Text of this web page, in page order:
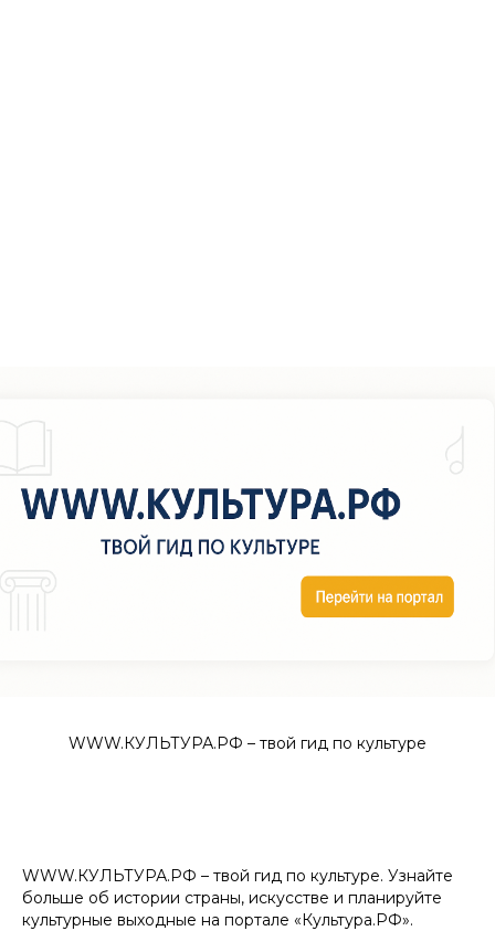
WWW.КУЛЬТУРА.РФ – твой гид по культуре
WWW.КУЛЬТУРА.РФ – твой гид по культуре. Узнайте
больше об истории страны, искусстве и планируйте
культурные выходные на портале «Культура.РФ».